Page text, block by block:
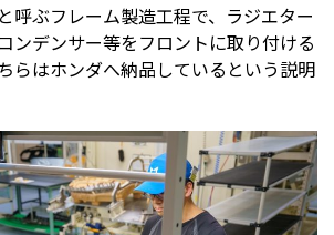
呼ぶフレーム製造工程で、ラジエター
ンデンサー等をフロントに取り付ける
らはホンダへ納品しているという説明